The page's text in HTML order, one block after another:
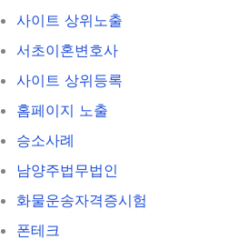
사이트 상위노출
서초이혼변호사
사이트 상위등록
홈페이지 노출
승소사례
남양주법무법인
화물운송자격증시험
폰테크